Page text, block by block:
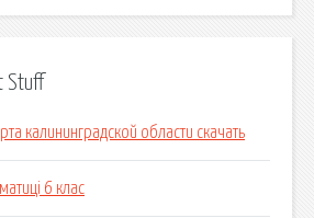
Stuff
калининградской области скачать
6 клас